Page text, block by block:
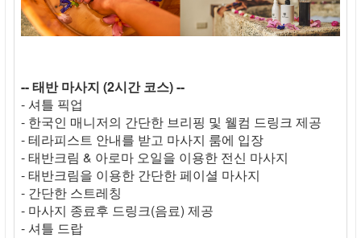
-- 태반 마사지 (2시간 코스) --
- 셔틀 픽업
- 한국인 매니저의 간단한 브리핑 및 웰컴 드링크 제공
- 테라피스트 안내를 받고 마사지 룸에 입장
- 태반크림 & 아로마 오일을 이용한 전신 마사지
- 태반크림을 이용한 간단한 페이셜 마사지
- 간단한 스트레칭
- 마사지 종료후 드링크(음료) 제공
- 셔틀 드랍